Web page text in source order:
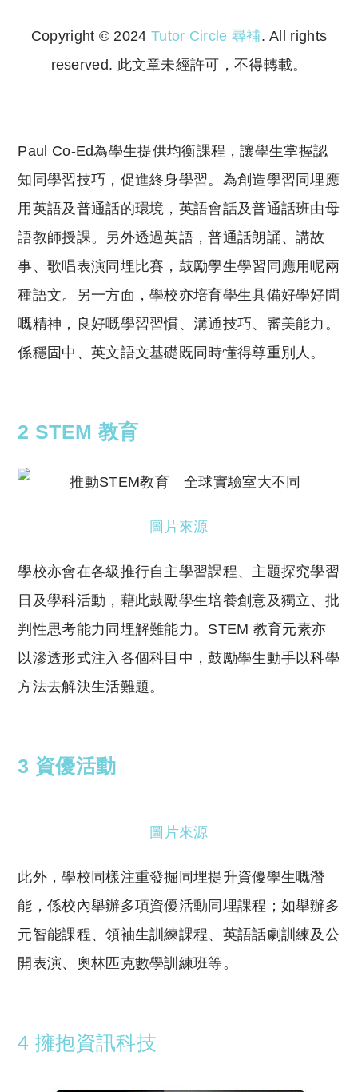
Copyright © 2024 Tutor Circle 尋補. All rights
reserved. 此文章未經許可，不得轉載。
Paul Co-Ed為學生提供均衡課程，讓學生掌握認
知同學習技巧，促進終身學習。為創造學習同埋應
用英語及普通話的環境，英語會話及普通話班由母
語教師授課。另外透過英語，普通話朗誦、講故
事、歌唱表演同埋比賽，鼓勵學生學習同應用呢兩
種語文。另一方面，學校亦培育學生具備好學好問
嘅精神，良好嘅學習習慣、溝通技巧、審美能力。
係穩固中、英文語文基礎既同時懂得尊重別人。
2 STEM 教育
圖片來源
學校亦會在各級推行自主學習課程、主題探究學習
日及學科活動，藉此鼓勵學生培養創意及獨立、批
判性思考能力同埋解難能力。STEM 教育元素亦
以滲透形式注入各個科目中，鼓勵學生動手以科學
方法去解決生活難題。
3 資優活動
圖片來源
此外，學校同樣注重發掘同埋提升資優學生嘅潛
能，係校內舉辦多項資優活動同埋課程；如舉辦多
元智能課程、領袖生訓練課程、英語話劇訓練及公
開表演、奧林匹克數學訓練班等。
4 擁抱資訊科技